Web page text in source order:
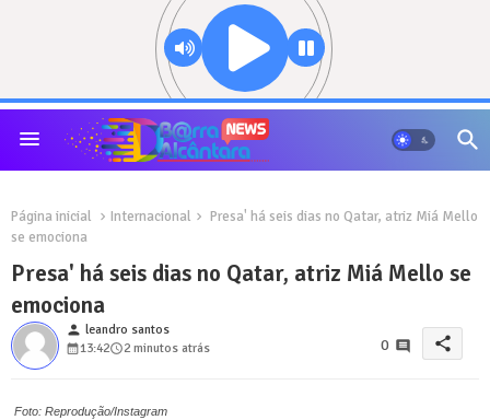
Página inicial Internacional
Presa' há seis dias no Qatar, atriz Miá Mello
se emociona
Presa' há seis dias no Qatar, atriz Miá Mello se
emociona
person leandro santos
13:42
2 minutos atrás 0 share
Foto: Reprodução/Instagram